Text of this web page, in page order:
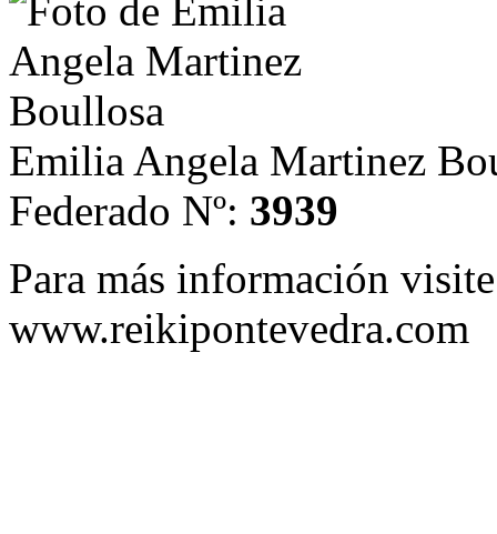
Emilia Angela Martinez
Federado Nº: 3939
Para más información
www.reikipontevedra.com